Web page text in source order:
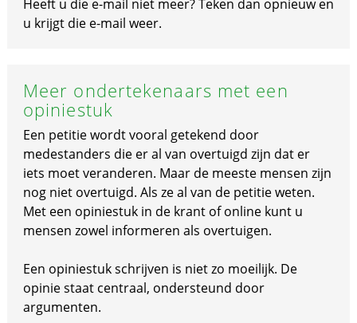
Heeft u die e-mail niet meer? Teken dan opnieuw en
u krijgt die e-mail weer.
Meer ondertekenaars met een
opiniestuk
Een petitie wordt vooral getekend door
medestanders die er al van overtuigd zijn dat er
iets moet veranderen. Maar de meeste mensen zijn
nog niet overtuigd. Als ze al van de petitie weten.
Met een opiniestuk in de krant of online kunt u
mensen zowel informeren als overtuigen.
Een opiniestuk schrijven is niet zo moeilijk. De
opinie staat centraal, ondersteund door
argumenten.